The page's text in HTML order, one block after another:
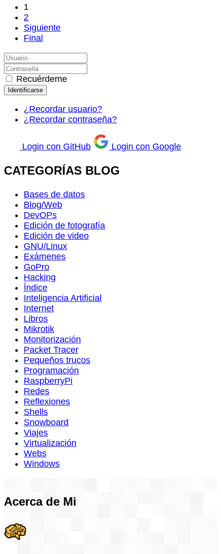
1
2
Siguiente
Final
Recuérdeme
Identificarse
¿Recordar usuario?
¿Recordar contraseña?
Login con GitHub Login con Google
CATEGORÍAS BLOG
Bases de datos
Blog/Web
DevOPs
Edición de fotografía
Edición de video
GNU/Linux
Exámenes
GoPro
Hacking
Índice
Inteligencia Artificial
Internet
Libros
Mikrotik
Monitorización
Packet Tracer
Pequeños trucos
Programación
RaspberryPi
Redes
Reflexiones
Shells
Snowboard
Viajes
Virtualización
Webs
Windows
Acerca de Mi